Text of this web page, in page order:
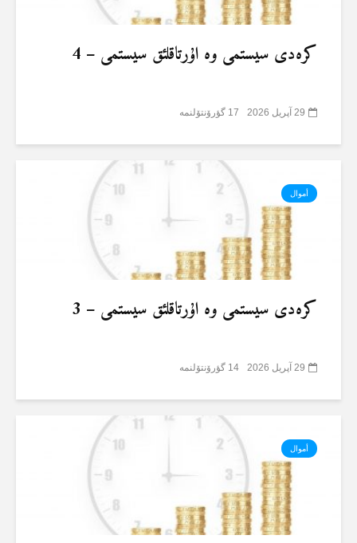
کرەدی سیستمی وە اۇرتاقلئق سیستمی – 4
29 آپریل 2026 17 گؤرۆنتۆلنمە
أموال
کرەدی سیستمی وە اۇرتاقلئق سیستمی – 3
29 آپریل 2026 14 گؤرۆنتۆلنمە
أموال